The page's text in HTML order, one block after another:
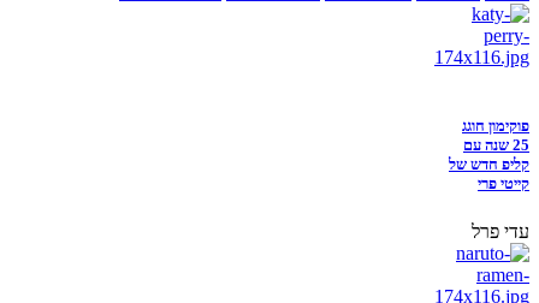
פוקימון חוגג
25 שנה עם
קליפ חדש של
קייטי פרי
עדי פרל